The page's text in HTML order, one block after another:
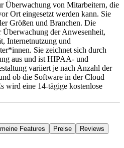
Überwachung von Mitarbeitern, die
Ort eingesetzt werden kann. Sie
Größen und Branchen. Die
Überwachung der Anwesenheit,
Internetnutzung und
Sie zeichnet sich durch
aus und ist HIPAA- und
variiert je nach Anzahl der
ob die Software in der Cloud
wird eine 14-tägige kostenlose
Features Preise Reviews